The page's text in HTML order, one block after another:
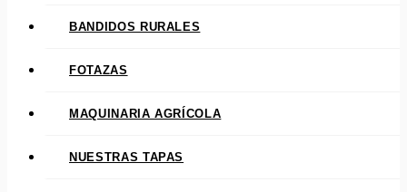
BANDIDOS RURALES
FOTAZAS
MAQUINARIA AGRÍCOLA
NUESTRAS TAPAS